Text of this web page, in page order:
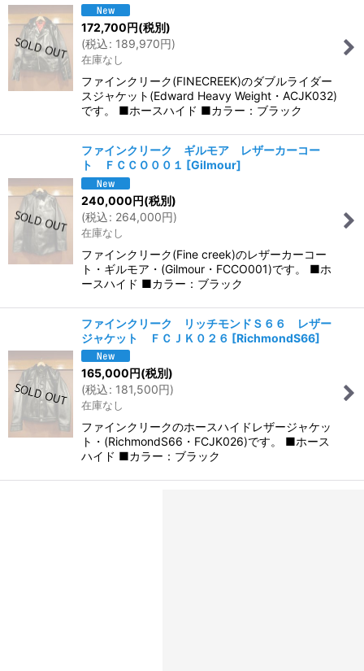
172,700円(税別)
(税込: 189,970円)
在庫なし
ファインクリーク(FINECREEK)のダブルライダー
スジャケット(Edward Heavy Weight・ACJK032)
です。 ■ホースハイド ■カラー：ブラック
ファインクリーク ギルモア レザーカーコー
ト ＦＣＣＯ００１ [Gilmour]
240,000円(税別)
(税込: 264,000円)
在庫なし
ファインクリーク(Fine creek)のレザーカーコー
ト・ギルモア・(Gilmour・FCCO001)です。 ■ホ
ースハイド ■カラー：ブラック
ファインクリーク リッチモンドＳ６６ レザー
ジャケット ＦＣＪＫ０２６ [RichmondS66]
165,000円(税別)
(税込: 181,500円)
在庫なし
ファインクリークのホースハイドレザージャケッ
ト・(RichmondS66・FCJK026)です。 ■ホース
ハイド ■カラー：ブラック